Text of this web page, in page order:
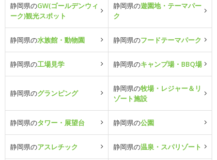
静岡県のGW(ゴールデンウィ
ーク)観光スポット
静岡県の遊園地・テーマパー
ク
静岡県の水族館・動物園 静岡県のフードテーマパーク
静岡県の工場見学 静岡県のキャンプ場・BBQ場
静岡県のグランピング
静岡県の牧場・レジャー＆リ
ゾート施設
静岡県のタワー・展望台 静岡県の公園
静岡県のアスレチック 静岡県の温泉・スパリゾート